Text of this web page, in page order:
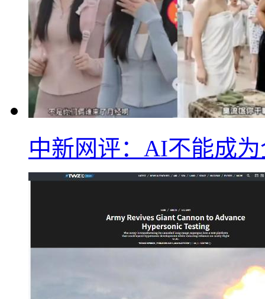
中新网评：AI不能成